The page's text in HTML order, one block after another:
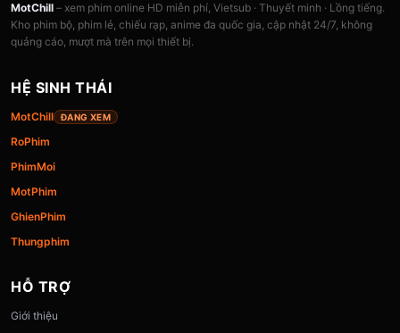
MotChill – xem phim online HD miễn phí, Vietsub · Thuyết minh · Lồng tiếng.
Kho phim bộ, phim lẻ, chiếu rạp, anime đa quốc gia, cập nhật 24/7, không
quảng cáo, mượt mà trên mọi thiết bị.
HỆ SINH THÁI
MotChill ĐANG XEM
RoPhim
PhimMoi
MotPhim
GhienPhim
Thungphim
HỖ TRỢ
Giới thiệu